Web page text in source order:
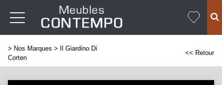
> Nos Marques > Il Giardino Di
Corten
<< Retour